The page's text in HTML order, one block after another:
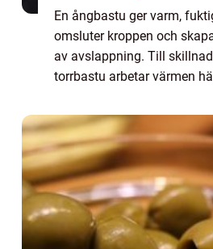
En ångbastu ger varm,
omsluter kroppen och
av avslappning. Till
torrbastu arbetar värmen
Resultatet blir en mildare